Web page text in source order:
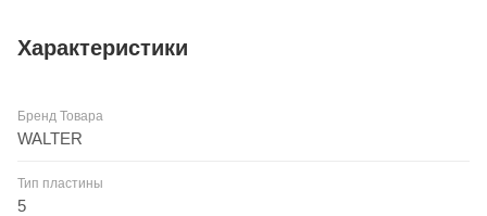
Характеристики
Бренд Товара
WALTER
Тип пластины
5